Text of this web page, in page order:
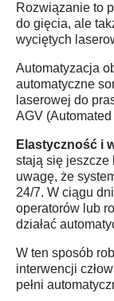
Rozwiązanie to
do gięcia, ale
wyciętych
Automatyzacja
automatyczne
laserowej do
AGV
Elastyczność i
stają się jeszcze
uwagę, że
24/7. W ciągu
operatorów lub
działać
W ten sposób
interwencji
pełni